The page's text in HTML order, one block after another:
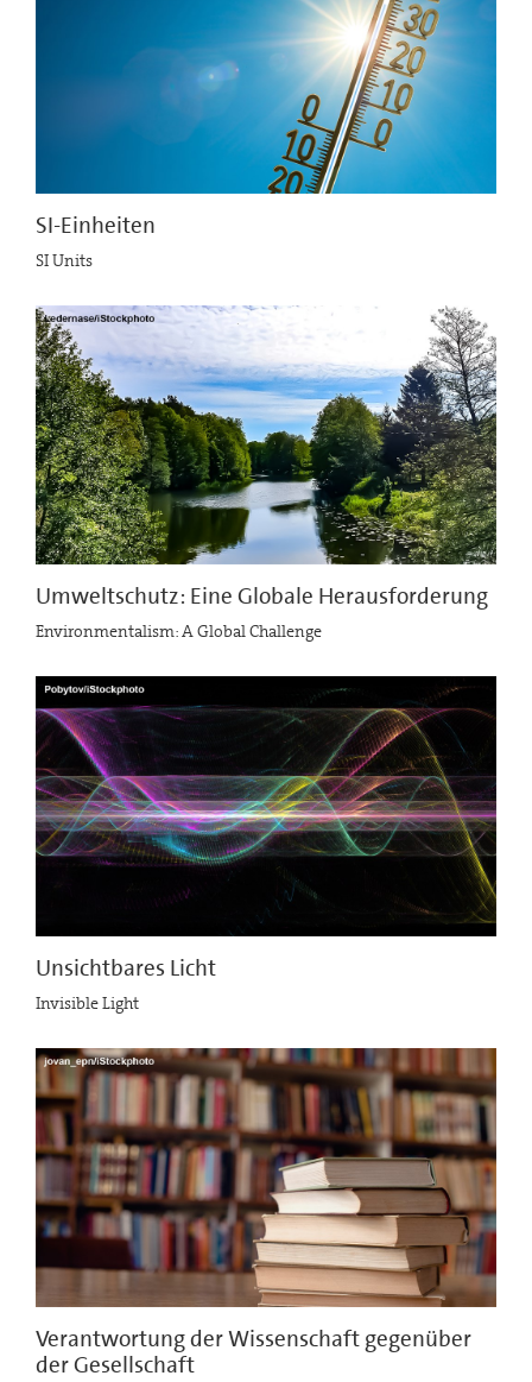
SI-Einheiten
SI Units
Umweltschutz: Eine Globale Herausforderung
Environmentalism: A Global Challenge
Unsichtbares Licht
Invisible Light
Verantwortung der Wissenschaft gegenüber
der Gesellschaft